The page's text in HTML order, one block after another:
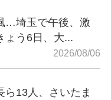
…埼玉で午後、激
う6日、大...
2026/08/06
ら13人、さいたま